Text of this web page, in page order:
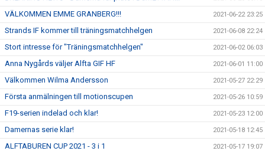
VÄLKOMMEN EMME GRANBERG!!! 2021-06-22 23:25
Strands IF kommer till träningsmatchhelgen 2021-06-08 22:24
Stort intresse för "Träningsmatchhelgen" 2021-06-02 06:03
Anna Nygårds väljer Alfta GIF HF 2021-06-01 11:00
Välkommen Wilma Andersson 2021-05-27 22:29
Första anmälningen till motionscupen 2021-05-26 10:59
F19-serien indelad och klar! 2021-05-23 12:00
Damernas serie klar! 2021-05-18 12:45
ALFTABUREN CUP 2021 - 3 i 1 2021-05-17 19:07